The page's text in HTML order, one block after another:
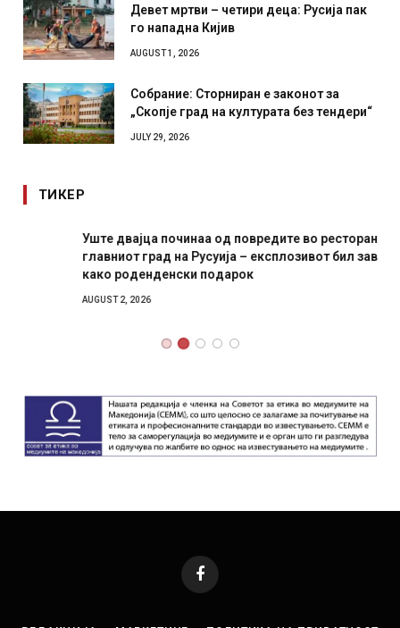
Девет мртви – четири деца: Русија пак
го нападна Кијив
AUGUST 1, 2026
Собрание: Сторниран е законот за
„Скопје град на културата без тендери“
JULY 29, 2026
ТИКЕР
Уште двајца починаа од повредите во ресторан во
главниот град на Русуија – експлозивот бил завиткан
како роденденски подарок
AUGUST 2, 2026
Facebook